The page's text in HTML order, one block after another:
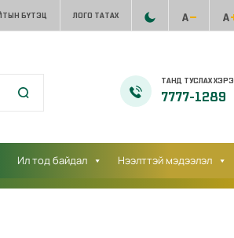
БҮТЭЦ ЛОГО ТАТАХ
ТАНД ТУСЛАХ
7777-1289
Ил тод байдал Нээлттэй мэдээлэл